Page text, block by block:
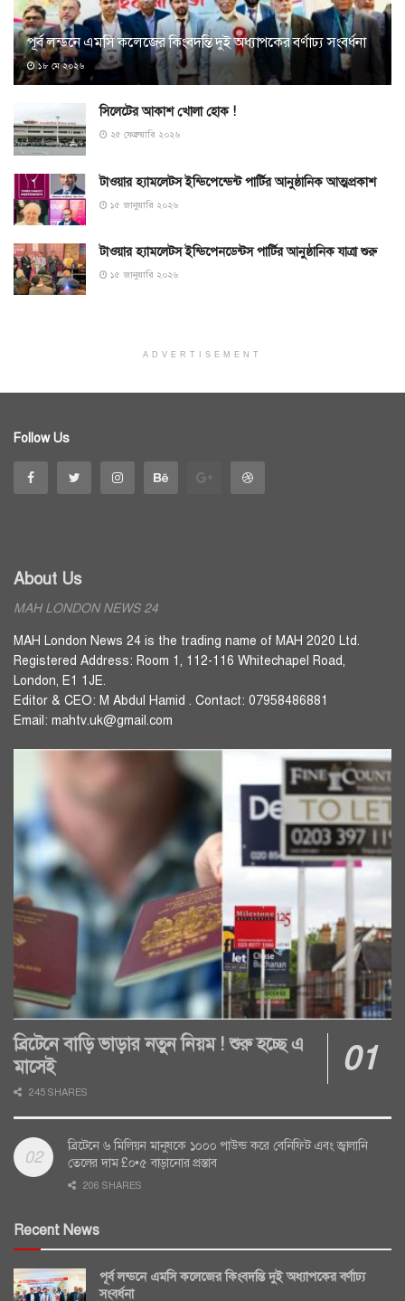
পূর্ব লন্ডনে এমসি কলেজের কিংবদন্তি দুই অধ্যাপকের বর্ণাঢ্য সংবর্ধনা
১৮ মে ২০২৬
সিলেটের আকাশ খোলা হোক !
২৫ ফেব্রুয়ারি ২০২৬
টাওয়ার হ্যামলেটস ইন্ডিপেন্ডেন্ট পার্টির আনুষ্ঠানিক আত্মপ্রকাশ
১৫ জানুয়ারি ২০২৬
টাওয়ার হ্যামলেটস ইন্ডিপেনডেন্টস পার্টির আনুষ্ঠানিক যাত্রা শুরু
১৫ জানুয়ারি ২০২৬
ADVERTISEMENT
Follow Us
About Us
MAH LONDON NEWS 24
MAH London News 24 is the trading name of MAH 2020 Ltd.
Registered Address: Room 1, 112-116 Whitechapel Road,
London, E1 1JE.
Editor & CEO: M Abdul Hamid . Contact: 07958486881
Email: mahtv.uk@gmail.com
ব্রিটেনে বাড়ি ভাড়ার নতুন নিয়ম ! শুরু হচ্ছে এ
মাসেই
245 SHARES
ব্রিটেনে ৬ মিলিয়ন মানুষকে ১০০০ পাউন্ড করে বেনিফিট এবং জ্বালানি
তেলের দাম £০•৫ বাড়ানোর প্রস্তাব
206 SHARES
Recent News
পূর্ব লন্ডনে এমসি কলেজের কিংবদন্তি দুই অধ্যাপকের বর্ণাঢ্য
সংবর্ধনা